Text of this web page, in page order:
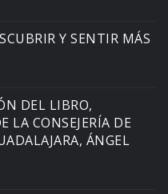
Y SENTIR MÁS
DEL LIBRO,
LA CONSEJERÍA DE
ÁNGEL